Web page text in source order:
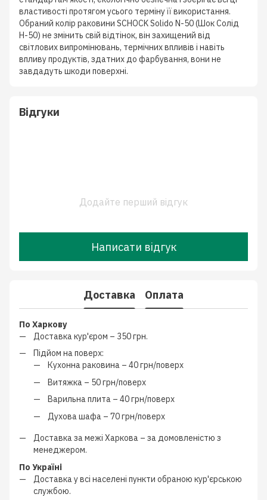
властивості протягом усього терміну її використання.
Обраний колір раковини SCHOCK Solido N-50 (Шок Солід
Н-50) не змінить свій відтінок, він захищений від
світлових випромінювань, термічних впливів і навіть
впливу продуктів, здатних до фарбування, вони не
завдадуть шкоди поверхні.
Відгуки
Додайте перший відгук
Написати відгук
Доставка Оплата
По Харкову
Доставка кур'єром – 350 грн.
Підйом на поверх:
Кухонна раковина – 40 грн/поверх
Витяжка – 50 грн/поверх
Варильна плита – 40 грн/поверх
Духова шафа – 70 грн/поверх
Доставка за межі Харкова – за домовленістю з
менеджером.
По Україні
Доставка у всі населені пункти обраною кур'єрською
службою.